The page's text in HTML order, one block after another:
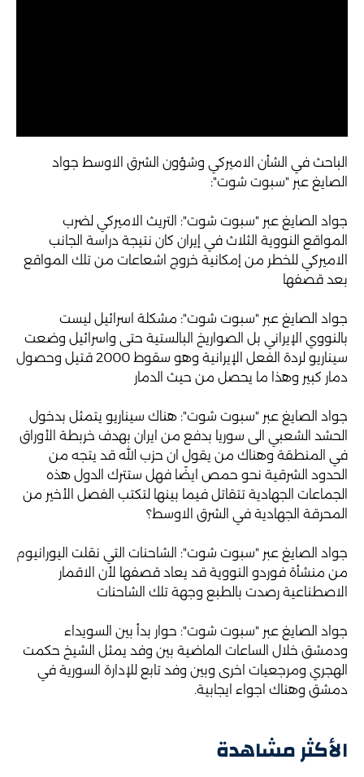
الأكثر مشاهدة
الباحث في الشأن الاميركي وشؤون الشرق الاوسط جواد
الصايغ عبر "سبوت شوت":
جواد الصايغ عبر "سبوت شوت": التريث الاميركي لضرب
المواقع النووية الثلاث في إيران كان نتيجة دراسة الجانب
الاميركي للخطر من إمكانية خروج اشعاعات من تلك المواقع
بعد قصفها
جواد الصايغ عبر "سبوت شوت": مشكلة اسرائيل ليست
بالنووي الإيراني بل الصواريخ البالستية حتى واسرائيل وضعت
سيناريو لردة الفعل الإيرانية وهو سقوط 2000 قتيل وحصول
دمار كبير وهذا ما يحصل من حيث الدمار
جواد الصايغ عبر "سبوت شوت": هناك سيناريو يتمثل بدخول
الحشد الشعبي الى سوريا بدفع من ايران بهدف خربطة الأوراق
في المنطقة وهناك من يقول ان حزب الله قد يتجه من
الحدود الشرقية نحو حمص ايضًا فهل ستترك الدول هذه
الجماعات الجهادية تتقاتل فيما بينها لتكتب الفصل الأخير من
المحرقة الجهادية في الشرق الاوسط؟
جواد الصايغ عبر "سبوت شوت": الشاحنات التي نقلت اليورانيوم
من منشأة فوردو النووية قد يعاد قصفها لأن الاقمار
الاصطناعية رصدت بالطبع وجهة تلك الشاحنات
جواد الصايغ عبر "سبوت شوت": حوار بدأ بين السويداء
ودمشق خلال الساعات الماضية بين وفد يمثل الشيخ حكمت
الهجري ومرجعيات اخرى وبين وفد تابع للإدارة السورية في
دمشق وهناك اجواء ايجابية.